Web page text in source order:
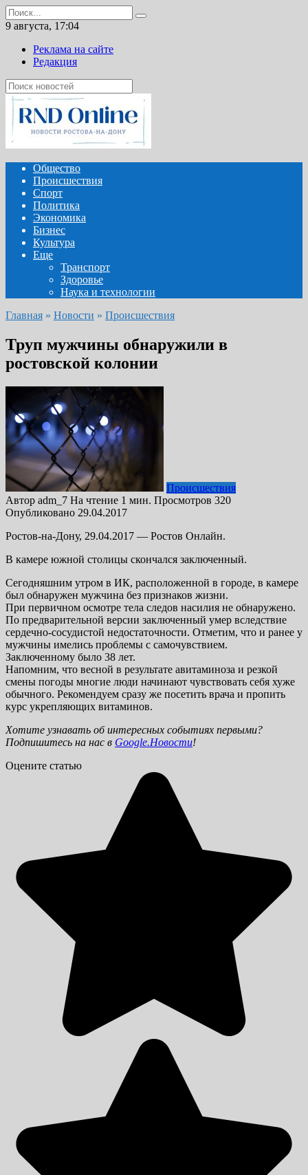
Перейти
к
содержанию
Search
for:
9 августа, 17:04
Реклама на сайте
Редакция
Общество
Происшествия
Спорт
Политика
Экономика
Бизнес
Культура
Еще
Транспорт
Здоровье
Наука и технологии
Главная » Новости » Происшествия
Труп мужчины обнаружили в
ростовской колонии
Происшествия
Автор adm_7 На чтение 1 мин. Просмотров 320
Опубликовано 29.04.2017
Ростов-на-Дону, 29.04.2017 — Ростов Онлайн.
В камере южной столицы скончался заключенный.
Сегодняшним утром в ИК, расположенной в городе, в камере
был обнаружен мужчина без признаков жизни.
При первичном осмотре тела следов насилия не обнаружено.
По предварительной версии заключенный умер вследствие
сердечно-сосудистой недостаточности. Отметим, что и ранее у
мужчины имелись проблемы с самочувствием.
Заключенному было 38 лет.
Напомним, что весной в результате авитаминоза и резкой
смены погоды многие люди начинают чувствовать себя хуже
обычного. Рекомендуем сразу же посетить врача и пропить
курс укрепляющих витаминов.
Хотите узнавать об интересных событиях первыми?
Подпишитесь на нас в Google.Новости!
Оцените статью